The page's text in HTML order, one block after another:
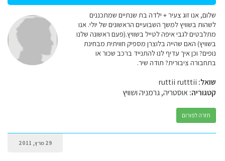
שלום, אנו זוג צעיר + ילדה בת שנתיים שמתכננים
לשהות בשוויץ למשך השבועיים הראשונים של יולי. אנו
מתלבטים לגבי איפה לטייל בשוויץ.(פעם ראשונה שלנו
בשוויץ) האם שהייה בלוצרן מספיק חוויתית מבחינת
נופים? וכן איך עדיף לנו להתנייד ברכב שכור או
בתחבורה ציבורית? תודה שיר.
שואל:
קטגוריה:אוסטריה, גרמניה ושוויץ
חזרה לפורום
29 מרץ, 2011